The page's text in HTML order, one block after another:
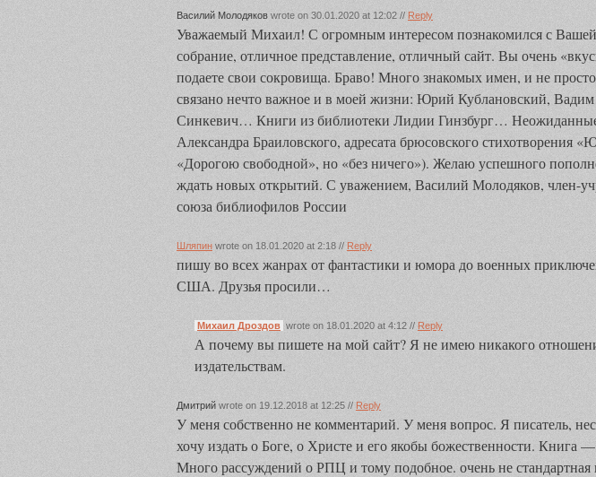
Василий Молодяков wrote on 30.01.2020 at 12:02 // Reply
Уважаемый Михаил! С огромным интересом познакомился с
собрание, отличное представление, отличный сайт. Вы очень
подаете свои сокровища. Браво! Много знакомых имен, и не
связано нечто важное и в моей жизни: Юрий Кублановский,
Синкевич… Книги из библиотеки Лидии Гинзбург… Неожиданные
Александра Браиловского, адресата брюсовского стихотворения
«Дорогою свободной», но «без ничего»). Желаю успешного
ждать новых открытий. С уважением, Василий Молодяков, член-
союза библиофилов России
Шляпин wrote on 18.01.2020 at 2:18 // Reply
пишу во всех жанрах от фантастики и юмора до военных
США. Друзья просили…
Михаил Дроздов wrote on 18.01.2020 at 4:12 // Reply
А почему вы пишете на мой сайт? Я не имею никакого
издательствам.
Дмитрий wrote on 19.12.2018 at 12:25 // Reply
У меня собственно не комментарий. У меня вопрос. Я писатель,
хочу издать о Боге, о Христе и его якобы божественности. Книга
Много рассуждений о РПЦ и тому подобное. очень не стандартная